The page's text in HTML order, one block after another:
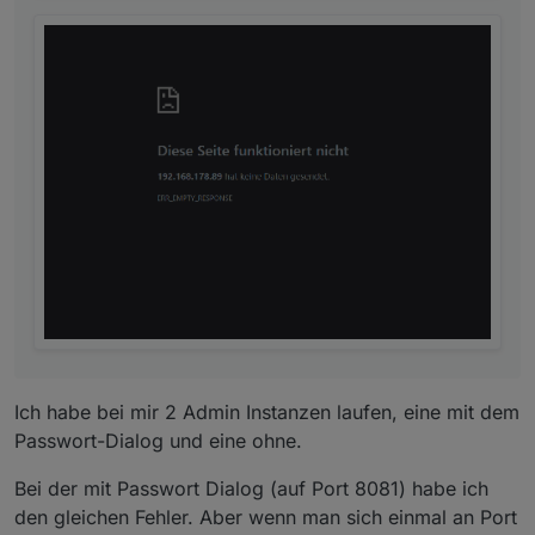
longer offer it. A manual update via CLI is still
possible.
to update multiple adapters the user can
choose which adapters he wants to update.
Tile view of instances
Ich habe bei mir 2 Admin Instanzen laufen, eine mit dem
Passwort-Dialog und eine ohne.
Bei der mit Passwort Dialog (auf Port 8081) habe ich
den gleichen Fehler. Aber wenn man sich einmal an Port